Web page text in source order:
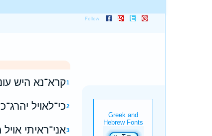
1קרא־נא היש
2כי־לאויל
3א‍ני־ראיתי